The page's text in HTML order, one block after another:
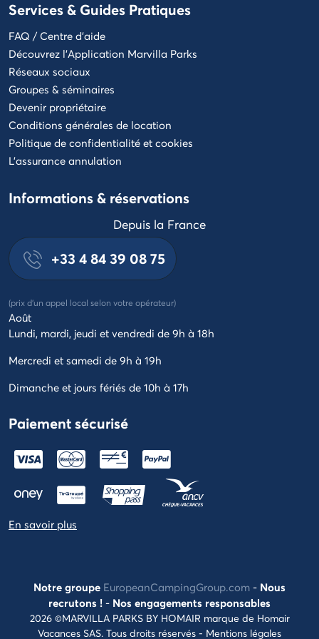
étoiles
d'aide
Services & Guides Pratiques
FAQ / Centre d'aide
Découvrez l'Application Marvilla Parks
Réseaux sociaux
Groupes & séminaires
Devenir propriétaire
Conditions générales de location
Politique de confidentialité et cookies
L'assurance annulation
Informations & réservations
Depuis la France
+33 4 84 39 08 75
(prix d'un appel local selon votre opérateur)
Août
Lundi, mardi, jeudi et vendredi de 9h à 18h
Mercredi et samedi de 9h à 19h
Dimanche et jours fériés de 10h à 17h
Paiement sécurisé
En savoir plus
Notre groupe EuropeanCampingGroup.com - Nous
recrutons ! - Nos engagements responsables
2026 ©MARVILLA PARKS BY HOMAIR marque de Homair
Vacances SAS. Tous droits réservés - Mentions légales